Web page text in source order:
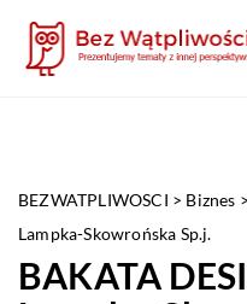
BEZWATPLIWOSCI > Biznes >
Lampka-Skowrońska Sp.j.
BAKATA